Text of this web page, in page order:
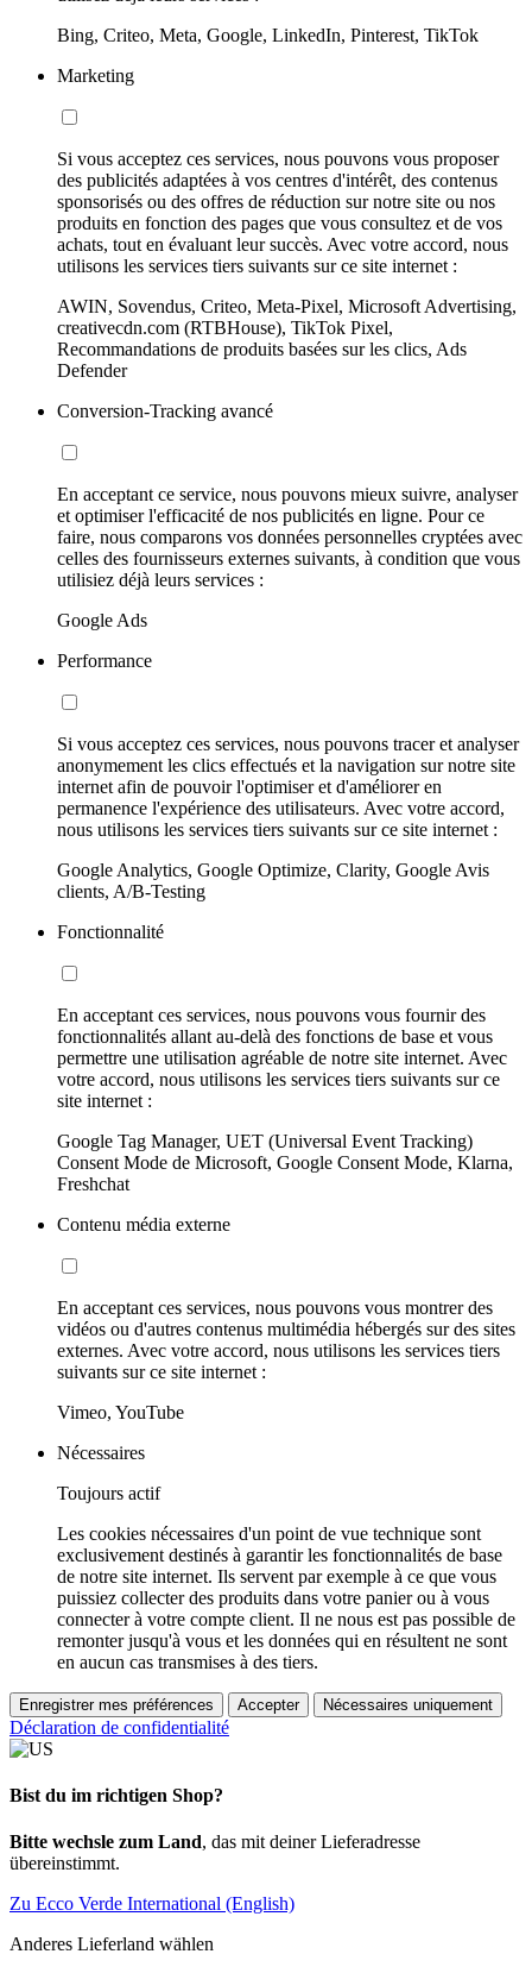
Bing, Criteo, Meta, Google, LinkedIn, Pinterest, TikTok
Marketing
Si vous acceptez ces services, nous pouvons vous proposer
des publicités adaptées à vos centres d'intérêt, des contenus
sponsorisés ou des offres de réduction sur notre site ou nos
produits en fonction des pages que vous consultez et de vos
achats, tout en évaluant leur succès. Avec votre accord, nous
utilisons les services tiers suivants sur ce site internet :
AWIN, Sovendus, Criteo, Meta-Pixel, Microsoft Advertising,
creativecdn.com (RTBHouse), TikTok Pixel,
Recommandations de produits basées sur les clics, Ads
Defender
Conversion-Tracking avancé
En acceptant ce service, nous pouvons mieux suivre, analyser
et optimiser l'efficacité de nos publicités en ligne. Pour ce
faire, nous comparons vos données personnelles cryptées avec
celles des fournisseurs externes suivants, à condition que vous
utilisiez déjà leurs services :
Google Ads
Performance
Si vous acceptez ces services, nous pouvons tracer et analyser
anonymement les clics effectués et la navigation sur notre site
internet afin de pouvoir l'optimiser et d'améliorer en
permanence l'expérience des utilisateurs. Avec votre accord,
nous utilisons les services tiers suivants sur ce site internet :
Google Analytics, Google Optimize, Clarity, Google Avis
clients, A/B-Testing
Fonctionnalité
En acceptant ces services, nous pouvons vous fournir des
fonctionnalités allant au-delà des fonctions de base et vous
permettre une utilisation agréable de notre site internet. Avec
votre accord, nous utilisons les services tiers suivants sur ce
site internet :
Google Tag Manager, UET (Universal Event Tracking)
Consent Mode de Microsoft, Google Consent Mode, Klarna,
Freshchat
Contenu média externe
En acceptant ces services, nous pouvons vous montrer des
vidéos ou d'autres contenus multimédia hébergés sur des sites
externes. Avec votre accord, nous utilisons les services tiers
suivants sur ce site internet :
Vimeo, YouTube
Nécessaires
Toujours actif
Les cookies nécessaires d'un point de vue technique sont
exclusivement destinés à garantir les fonctionnalités de base
de notre site internet. Ils servent par exemple à ce que vous
puissiez collecter des produits dans votre panier ou à vous
connecter à votre compte client. Il ne nous est pas possible de
remonter jusqu'à vous et les données qui en résultent ne sont
en aucun cas transmises à des tiers.
Enregistrer mes préférences Accepter Nécessaires uniquement
Déclaration de confidentialité
Bist du im richtigen Shop?
Bitte wechsle zum Land, das mit deiner Lieferadresse
übereinstimmt.
Zu Ecco Verde International (English)
Anderes Lieferland wählen